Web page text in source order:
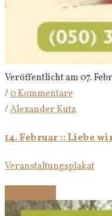
Veröffentlicht am 07.
/0 Kommentare
/Alexander Kutz
14. Februar :: Liebe
Veranstaltungsplakat